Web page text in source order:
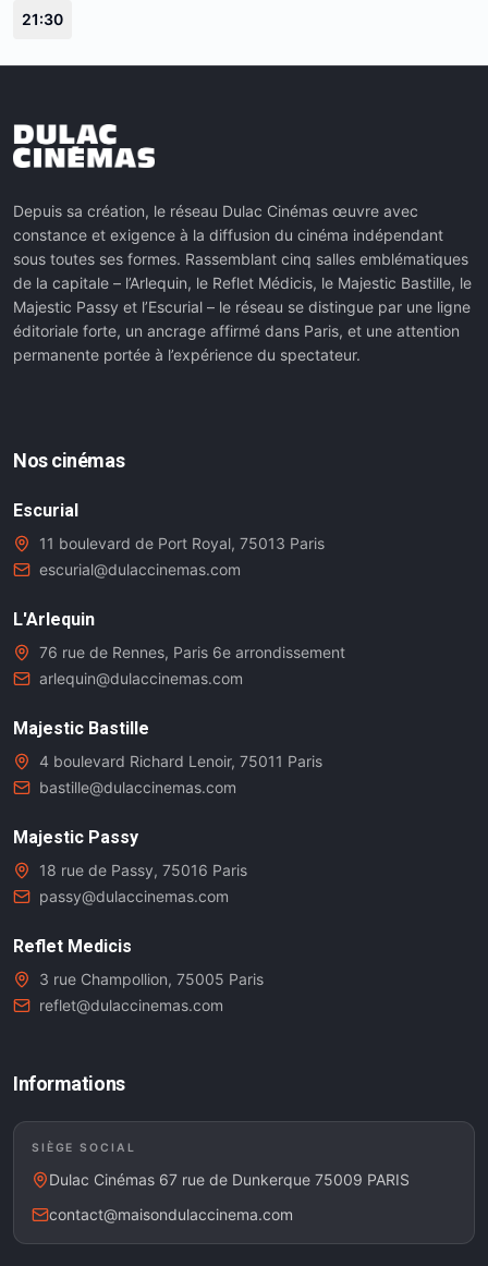
21:30
Depuis sa création, le réseau Dulac Cinémas œuvre avec
constance et exigence à la diffusion du cinéma indépendant
sous toutes ses formes. Rassemblant cinq salles emblématiques
de la capitale – l’Arlequin, le Reflet Médicis, le Majestic Bastille, le
Majestic Passy et l’Escurial – le réseau se distingue par une ligne
éditoriale forte, un ancrage affirmé dans Paris, et une attention
permanente portée à l’expérience du spectateur.
Nos cinémas
Escurial
11 boulevard de Port Royal, 75013 Paris
escurial@dulaccinemas.com
L'Arlequin
76 rue de Rennes, Paris 6e arrondissement
arlequin@dulaccinemas.com
Majestic Bastille
4 boulevard Richard Lenoir, 75011 Paris
bastille@dulaccinemas.com
Majestic Passy
18 rue de Passy, 75016 Paris
passy@dulaccinemas.com
Reflet Medicis
3 rue Champollion, 75005 Paris
reflet@dulaccinemas.com
Informations
SIÈGE SOCIAL
Dulac Cinémas 67 rue de Dunkerque 75009 PARIS
contact@maisondulaccinema.com